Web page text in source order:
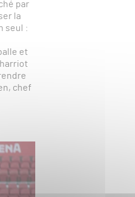
par
la
seul :
et
chef